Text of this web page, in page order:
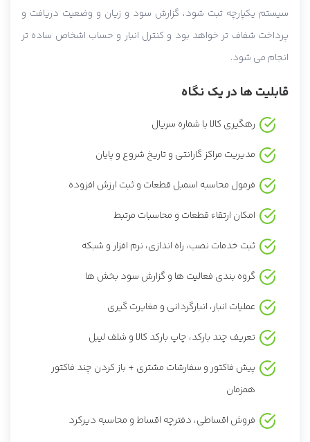
سیستم یکپارچه ثبت شود، گزارش سود و زیان و وضعیت دریافت و
پرداخت شفاف تر خواهد بود و کنترل انبار و حساب اشخاص ساده تر
انجام می شود.
قابلیت ها در یک نگاه
رهگیری کالا با شماره سریال
مدیریت مراکز گارانتی و تاریخ شروع و پایان
فرمول محاسبه اسمبل قطعات و ثبت ارزش افزوده
امکان ارتقاء قطعات و محاسبات مرتبط
ثبت خدمات نصب، راه اندازی، نرم افزار و شبکه
گروه بندی فعالیت ها و گزارش سود بخش ها
عملیات انبار، انبارگردانی و مغایرت گیری
تعریف چند بارکد، چاپ بارکد کالا و شلف لیبل
پیش فاکتور و سفارشات مشتری + باز کردن چند فاکتور
همزمان
فروش اقساطی، دفترچه اقساط و محاسبه دیرکرد